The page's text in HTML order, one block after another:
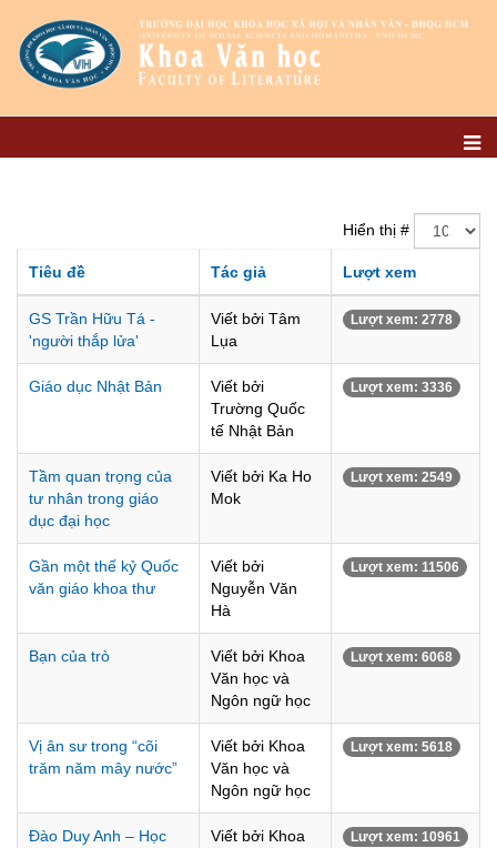
Hiển thị #
Tiêu đề Tác giả Lượt xem
GS Trần Hữu Tá -
'người thắp lửa'
Viết bởi Tâm
Lụa
Lượt xem: 2778
Giáo dục Nhật Bản
Viết bởi
Trường Quốc
tế Nhật Bản
Lượt xem: 3336
Tầm quan trọng của
tư nhân trong giáo
dục đại học
Viết bởi Ka Ho
Mok
Lượt xem: 2549
Gần một thế kỷ Quốc
văn giáo khoa thư
Viết bởi
Nguyễn Văn
Hà
Lượt xem: 11506
Bạn của trò
Viết bởi Khoa
Văn học và
Ngôn ngữ học
Lượt xem: 6068
Vị ân sư trong “cõi
trăm năm mây nước”
Viết bởi Khoa
Văn học và
Ngôn ngữ học
Lượt xem: 5618
Đào Duy Anh – Học
Viết bởi Khoa
Lượt xem: 10961